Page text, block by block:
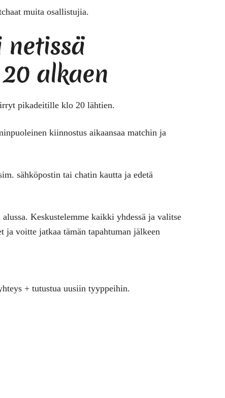
muita osallistujia.
netissä
alkaen
pikadeitille klo 20 lähtien.
kiinnostus aikaansaa matchin ja
sähköpostin tai chatin kautta ja edetä
Keskustelemme kaikki yhdessä ja valitse
ja voitte jatkaa tämän tapahtuman jälkeen
+ tutustua uusiin tyyppeihin.